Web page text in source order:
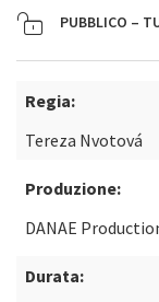
PUBBLICO –
Regia:
Tereza Nvotová
Produzione:
DANAE
Durata: